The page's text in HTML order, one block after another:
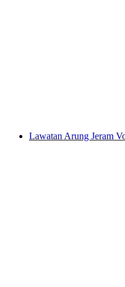
Lawatan Arung Jeram